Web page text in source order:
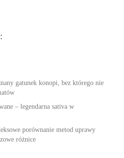
gatunek konopi, bez którego nie
– legendarna sativa w
porównanie metod uprawy
różnice